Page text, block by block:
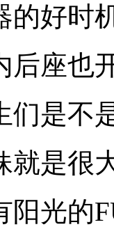
的好时
后座也
们是不
就是很
阳光的